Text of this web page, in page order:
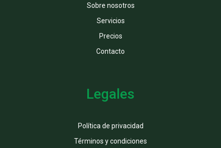
Sobre nosotros
Servicios
Precios
Contacto
Legales
Política de privacidad
Términos y condiciones